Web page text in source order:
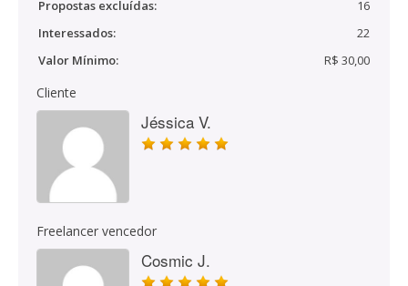
Propostas excluídas:
16
Interessados:
22
Valor Mínimo:
R$ 30,00
Cliente
Jéssica V.
Freelancer vencedor
Cosmic J.